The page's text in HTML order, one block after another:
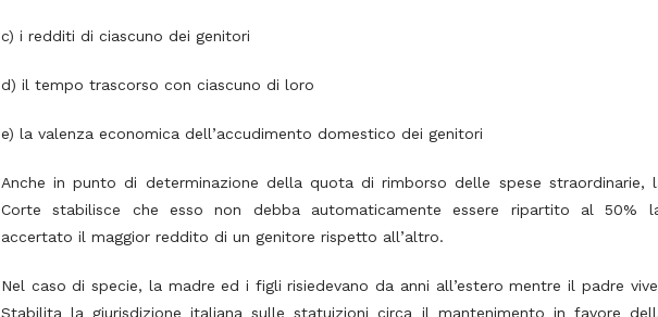
c) i redditi di ciascuno dei genitori
d) il tempo trascorso con ciascuno di loro
e) la valenza economica dell’accudimento domestico dei genitori
Anche in punto di determinazione della quota di rimborso delle spese straordinarie,
Corte stabilisce che esso non debba automaticamente essere ripartito al 50%
accertato il maggior reddito di un genitore rispetto all’altro.
Nel caso di specie, la madre ed i figli risiedevano da anni all’estero mentre il padre
Stabilita la giurisdizione italiana sulle statuizioni circa il mantenimento in favore